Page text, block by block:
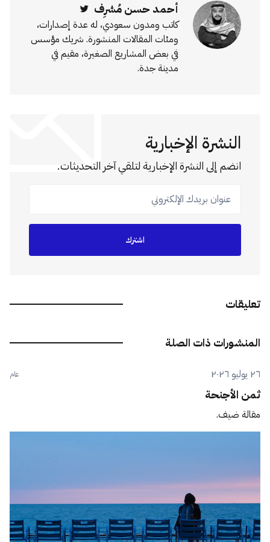
أحمد حسن مُشرِف
كاتب ومدون سعودي، له عدة إصدارات،
ومئات المقالات المنشورة. شريك مؤسس
في بعض المشاريع الصغيرة، مقيم في
مدينة جدة.
النشرة الإخبارية
انضم إلى النشرة الإخبارية لتلقي آخر التحديثات.
عنوان بريدك الإلكتروني
اشترك
تعليقات
المنشورات ذات الصلة
٢٦ يوليو ٢٠٢٦ عام
ثمن الأجنحة
مقالة ضيف.